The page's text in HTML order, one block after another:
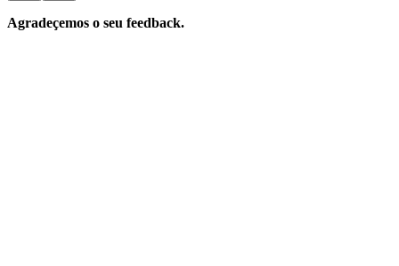
Agradeçemos o seu feedback.